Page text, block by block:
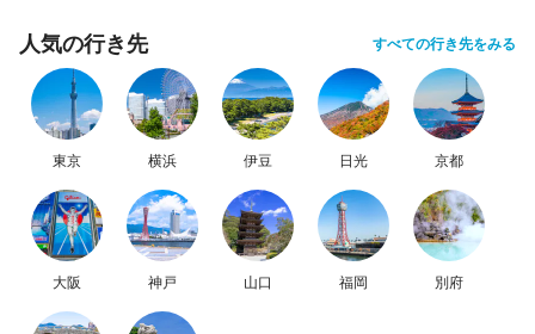
人気の行き先 すべての行き先をみる
東京 横浜 伊豆 日光 京都
大阪 神戸 山口 福岡 別府